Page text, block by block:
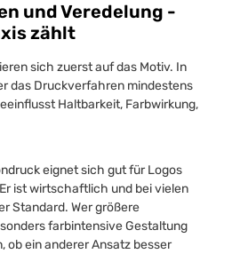
und Veredelung -
zählt
sich zuerst auf das Motiv. In
das Druckverfahren mindestens
Haltbarkeit, Farbwirkung,
eignet sich gut für Logos
ist wirtschaftlich und bei vielen
Standard. Wer größere
farbintensive Gestaltung
ob ein anderer Ansatz besser